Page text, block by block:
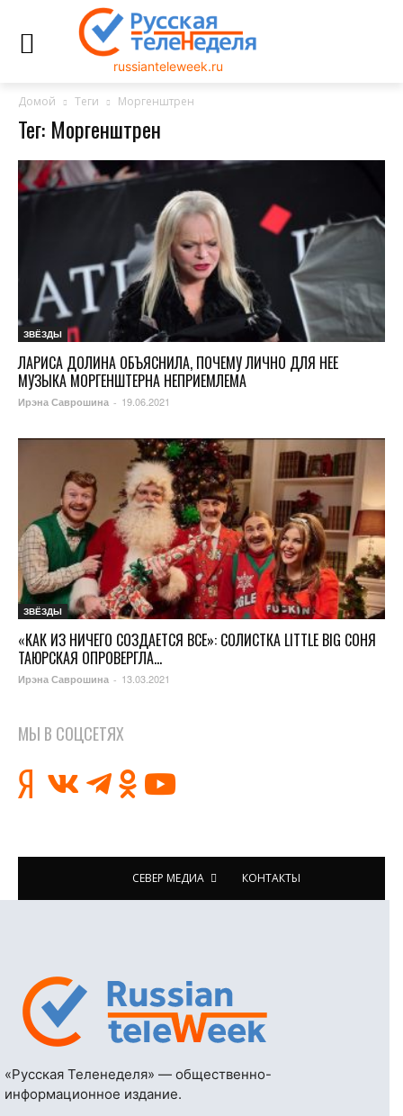
russianteleweek.ru
Домой Теги Моргенштрен
Тег: Моргенштрен
ЗВЁЗДЫ
ЛАРИСА ДОЛИНА ОБЪЯСНИЛА, ПОЧЕМУ ЛИЧНО ДЛЯ НЕЕ
МУЗЫКА МОРГЕНШТЕРНА НЕПРИЕМЛЕМА
Ирэна Саврошина - 19.06.2021
ЗВЁЗДЫ
«КАК ИЗ НИЧЕГО СОЗДАЕТСЯ ВСЕ»: СОЛИСТКА LITTLE BIG СОНЯ
ТАЮРСКАЯ ОПРОВЕРГЛА...
Ирэна Саврошина - 13.03.2021
МЫ В СОЦСЕТЯХ
СЕВЕР МЕДИА КОНТАКТЫ
«Русская Теленеделя» — общественно-
информационное издание.